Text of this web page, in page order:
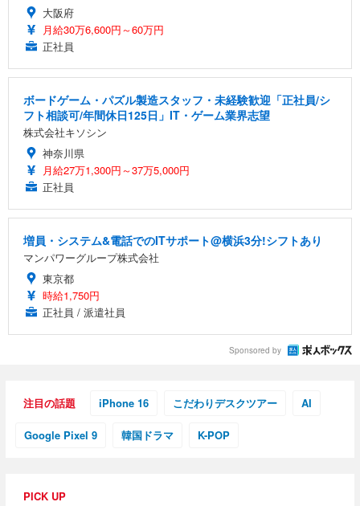
大阪府
月給30万6,600円～60万円
正社員
ボードゲーム・パズル製造スタッフ・未経験歓迎「正社員/シ
フト相談可/年間休日125日」IT・ゲーム業界志望
株式会社キソシン
神奈川県
月給27万1,300円～37万5,000円
正社員
増員・システム&電話でのITサポート@横浜3分!シフトあり
マンパワーグループ株式会社
東京都
時給1,750円
正社員 / 派遣社員
Sponsored by
注目の話題 iPhone 16 こだわりデスクツアー AI
Google Pixel 9 韓国ドラマ K-POP
PICK UP